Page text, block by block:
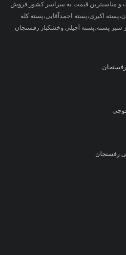
و مناسبترین قیمت به سراسر کشور فروش
اکبری،پسته احمدآقایی،پسته کله
سبز پسته،پسته آجیلی وخشکبار رفسنجان
رفسنجان